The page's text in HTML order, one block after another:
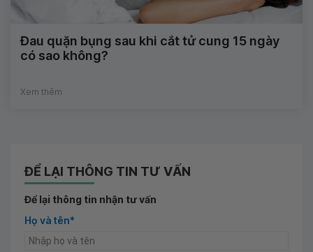
Đau quặn bụng sau khi cắt tử cung 15 ngày
có sao không?
Xem thêm
ĐỂ LẠI THÔNG TIN TƯ VẤN
Để lại thông tin nhận tư vấn
Họ và tên*